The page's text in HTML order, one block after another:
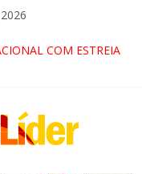
COM ESTREIA
BLOQUEADO NO FIM